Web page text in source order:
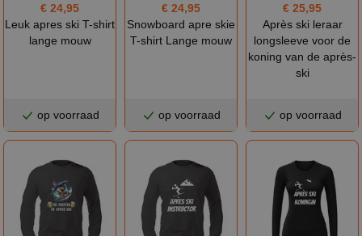
€ 24,95
Leuk apres ski T-shirt
lange mouw
op voorraad
€ 24,95
Snowboard apre skie
T-shirt Lange mouw
op voorraad
€ 25,95
Après ski leraar
longsleeve voor de
koning van de après-
ski
op voorraad